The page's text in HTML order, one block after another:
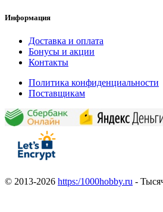
Информация
Доставка и оплата
Бонусы и акции
Контакты
Политика конфиденциальности
Поставщикам
© 2013-2026 https:/1000hobby.ru -